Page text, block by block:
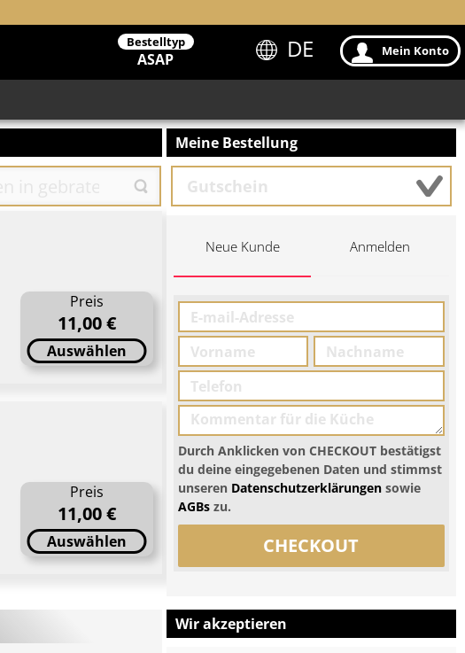
Mein Konto
DE
Bestelltyp
ASAP
Preis
11,00 €
Auswählen
Preis
11,00 €
Auswählen
Meine Bestellung
Neue Kunde
Durch Anklicken von CHECKOUT bestätigst
du deine eingegebenen Daten und stimmst
unseren Datenschutzerklärungensowie
AGBszu.
CHECKOUT
Anmelden
Wir akzeptieren